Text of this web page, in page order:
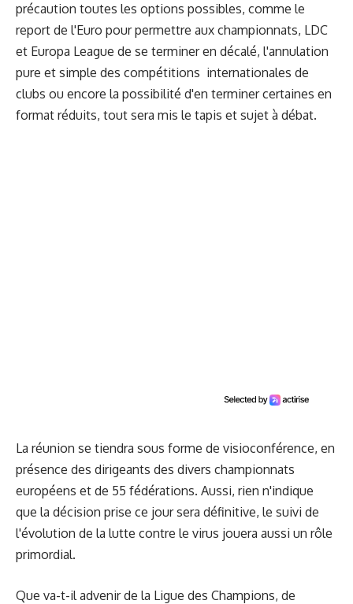
précaution toutes les options possibles, comme le
report de l'Euro pour permettre aux championnats, LDC
et Europa League de se terminer en décalé, l'annulation
pure et simple des compétitions internationales de
clubs ou encore la possibilité d'en terminer certaines en
format réduits, tout sera mis le tapis et sujet à débat.
La réunion se tiendra sous forme de visioconférence, en
présence des dirigeants des divers championnats
européens et de 55 fédérations. Aussi, rien n'indique
que la décision prise ce jour sera définitive, le suivi de
l'évolution de la lutte contre le virus jouera aussi un rôle
primordial.
Que va-t-il advenir de la Ligue des Champions, de